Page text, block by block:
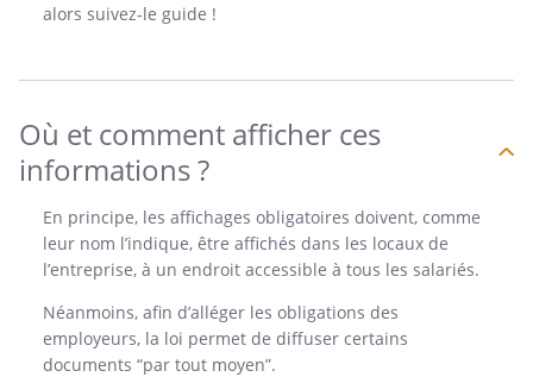
alors suivez-le guide !
Où et comment afficher ces
informations ?
En principe, les affichages obligatoires doivent, comme
leur nom l’indique, être affichés dans les locaux de
l’entreprise, à un endroit accessible à tous les salariés.
Néanmoins, afin d’alléger les obligations des
employeurs, la loi permet de diffuser certains
documents “par tout moyen”.